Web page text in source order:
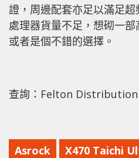
證，周邊配套亦足以滿足
處理器貨量不足，想砌一
或者是個不錯的選擇。
查詢：Felton Distribution
Asrock X470 Taichi